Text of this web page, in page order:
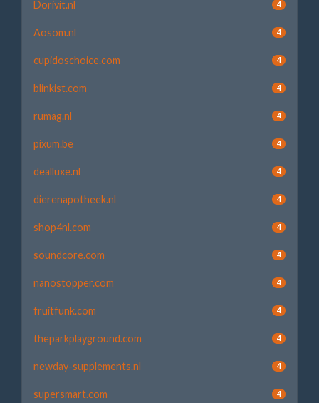
Dorivit.nl 4
Aosom.nl 4
cupidoschoice.com 4
blinkist.com 4
rumag.nl 4
pixum.be 4
dealluxe.nl 4
dierenapotheek.nl 4
shop4nl.com 4
soundcore.com 4
nanostopper.com 4
fruitfunk.com 4
theparkplayground.com 4
newday-supplements.nl 4
supersmart.com 4